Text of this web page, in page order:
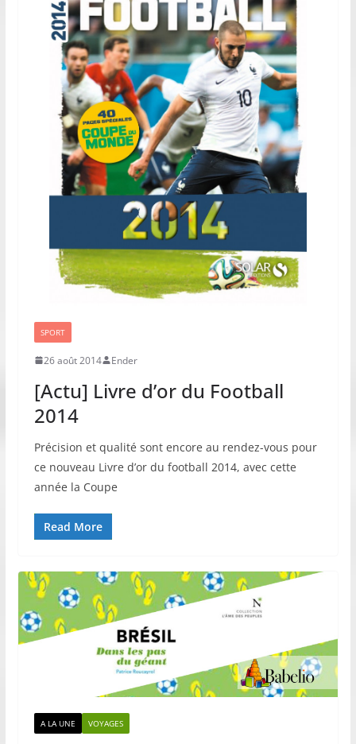
SPORT
26 août 2014 Ender
[Actu] Livre d’or du Football
2014
Précision et qualité sont encore au rendez-vous pour
ce nouveau Livre d’or du football 2014, avec cette
année la Coupe
Read More
A LA UNE VOYAGES